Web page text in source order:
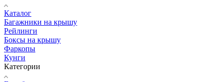
Каталог
Багажники на крышу
Рейлинги
Боксы на крышу
Фаркопы
Кунги
Категории